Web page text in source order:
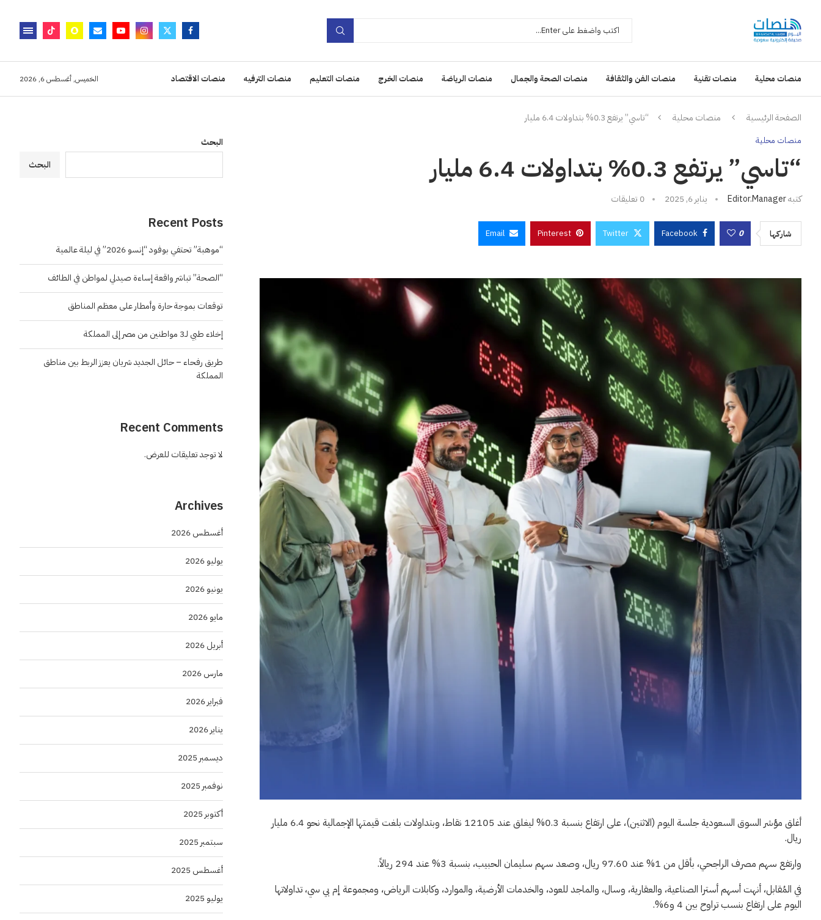
منصات محلية منصات تقنية منصات الفن والثقافة منصات الصحة والجمال منصات الرياضة منصات الخرج منصات التعليم منصات الترفيه منصات الاقتصاد الخميس, أغسطس 6, 2026
الصفحة الرئيسية منصات محلية “تاسي” يرتفع 0.3% بتداولات 6.4 مليار
منصات محلية
“تاسي” يرتفع 0.3% بتداولات 6.4 مليار
كتبهEditor.manager يناير 6, 2025 0 تعليقات
شاركها 0
Facebook
Twitter
Pinterest
Email
أغلق مؤشر السوق السعودية جلسة اليوم (الاثنين)، على ارتفاع بنسبة 0.3% ليغلق عند 12105 نقاط، وبتداولات بلغت قيمتها الإجمالية نحو 6.4 مليار
ريال.
وارتفع سهم مصرف الراجحي، بأقل من 1% عند 97.60 ريال، وصعد سهم سليمان الحبيب، بنسبة 3% عند 294 ريالاً.
في المُقابل، أنهت أسهم أسترا الصناعية، والعقارية، وسال، والماجد للعود، والخدمات الأرضية، والموارد، وكابلات الرياض، ومجموعة إم بي سي، تداولاتها
اليوم على ارتفاع بنسب تراوح بين 4 و6%.
البحث
البحث
Recent Posts
“موهبة” تحتفي بوفود “إنسو 2026” في ليلة عالمية
“الصحة” تباشر واقعة إساءة صيدلي لمواطن في الطائف
توقعات بموجة حارة وأمطار على معظم المناطق
إخلاء طبي لـ3 مواطنين من مصر إلى المملكة
طريق رفحاء – حائل الجديد شريان يعزز الربط بين مناطق
المملكة
Recent Comments
لا توجد تعليقات للعرض.
Archives
أغسطس 2026
يوليو 2026
يونيو 2026
مايو 2026
أبريل 2026
مارس 2026
فبراير 2026
يناير 2026
ديسمبر 2025
نوفمبر 2025
أكتوبر 2025
سبتمبر 2025
أغسطس 2025
يوليو 2025